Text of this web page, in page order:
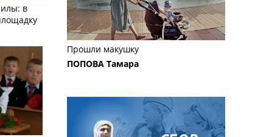
в
Прошли макушку
ПОПОВА Тамара